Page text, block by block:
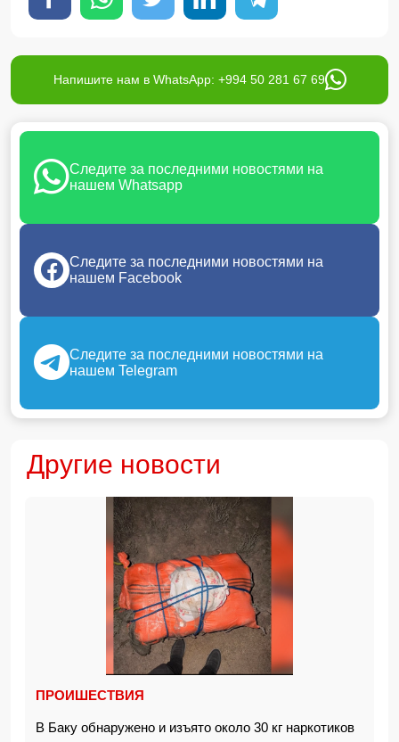
Напишите нам в WhatsApp: +994 50 281 67 69
Следите за последними новостями на
нашем Whatsapp
Следите за последними новостями на
нашем Facebook
Следите за последними новостями на
нашем Telegram
Другие новости
ПРОИШЕСТВИЯ
В Баку обнаружено и изъято около 30 кг наркотиков